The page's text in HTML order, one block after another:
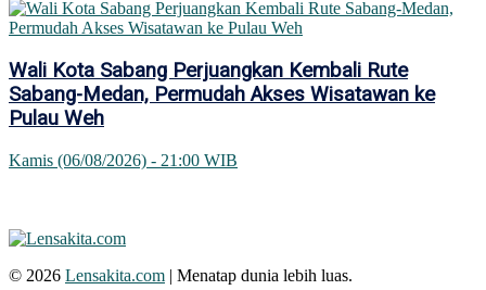
Wali Kota Sabang Perjuangkan Kembali Rute
Sabang-Medan, Permudah Akses Wisatawan ke
Pulau Weh
Kamis (06/08/2026) - 21:00 WIB
© 2026 Lensakita.com | Menatap dunia lebih luas.